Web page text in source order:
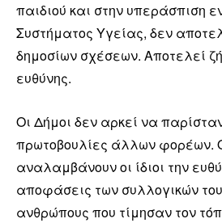
παιδιού και στην υπεράσπιση
Συστήματος Υγείας, δεν
δημοσίων σχέσεων. Αποτελεί
ευθύνης.
Οι Δήμοι δεν αρκεί να
πρωτοβουλίες άλλων φορέων.
αναλαμβάνουν οι ίδιοι την
αποφάσεις των συλλογικών
ανθρώπους που τίμησαν τον